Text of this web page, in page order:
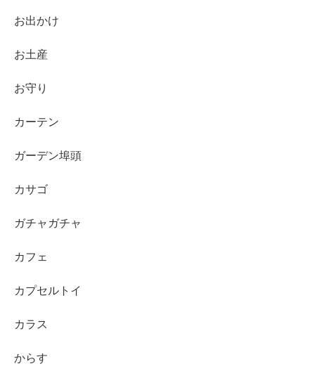
お出かけ
お土産
お守り
カーテン
ガーデン埠頭
カサゴ
ガチャガチャ
カフェ
カプセルトイ
カラス
からす